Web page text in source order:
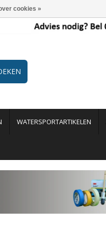
WATERSPORTARTIKELEN
cookies »